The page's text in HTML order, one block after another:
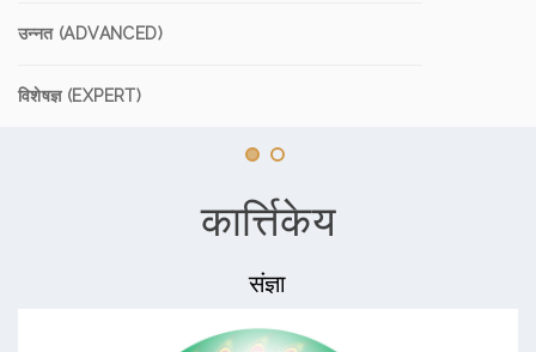
उन्नत (ADVANCED)
विशेषज्ञ (EXPERT)
कार्त्तिकेय
संज्ञा